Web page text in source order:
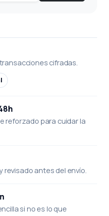
cifradas.
reforzado para cuidar la
revisado antes del envío.
si no es lo que